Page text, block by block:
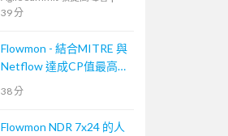
39 分
Flowmon - 結合MITRE 與
Netflow 達成CP值最高的
資安事件應變手段
38 分
Flowmon NDR 7x24 的人